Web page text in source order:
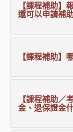
【課程補助】
還可以申請補
【課程補助】
【課程補助／
金、退保證金